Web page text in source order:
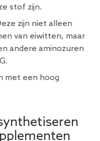
stof zijn.
zijn niet alleen
van eiwitten, maar
andere aminozuren
met een hoog